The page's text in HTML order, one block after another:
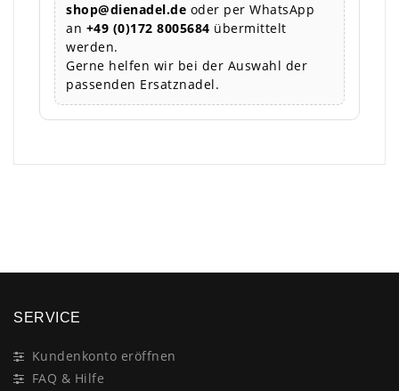
shop@dienadel.de oder per WhatsApp
an +49 (0)172 8005684 übermittelt
werden.
Gerne helfen wir bei der Auswahl der
passenden Ersatznadel.
SERVICE
Kundenkonto eröffnen
FAQ & Hilfe